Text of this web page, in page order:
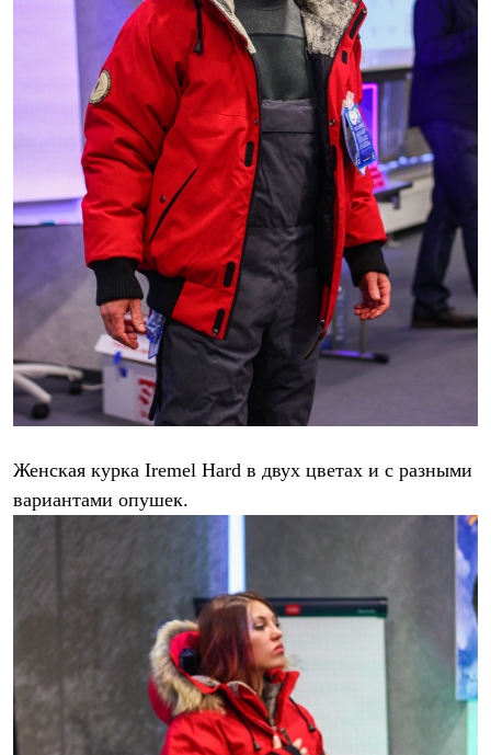
Женская курка Iremel Hard в двух цветах и с разными
вариантами опушек.